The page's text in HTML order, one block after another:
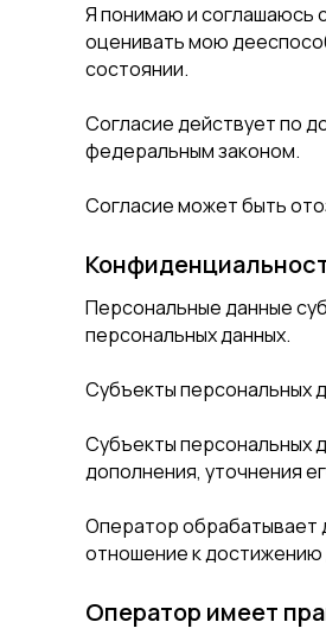
Я понимаю и соглашаюсь
оценивать мою
состоянии.
Согласие действует по
федеральным законом.
Согласие может быть
Персональные данные
персональных данных.
Субъекты персональных
Субъекты персональных
дополнения, уточнения
Оператор обрабатывает
отношение к достижению
Оператор имеет